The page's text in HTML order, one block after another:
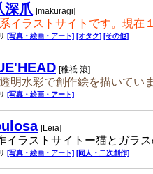
深爪 [makuragi]
イラストサイトです。現在
[写真・絵画・アート] [オタク] [その他]
[稚祗 滾]
明水彩で創作絵を描いてい
[写真・絵画・アート]
[Leia]
イラストサイトー猫とガラ
[写真・絵画・アート] [同人・二次創作]